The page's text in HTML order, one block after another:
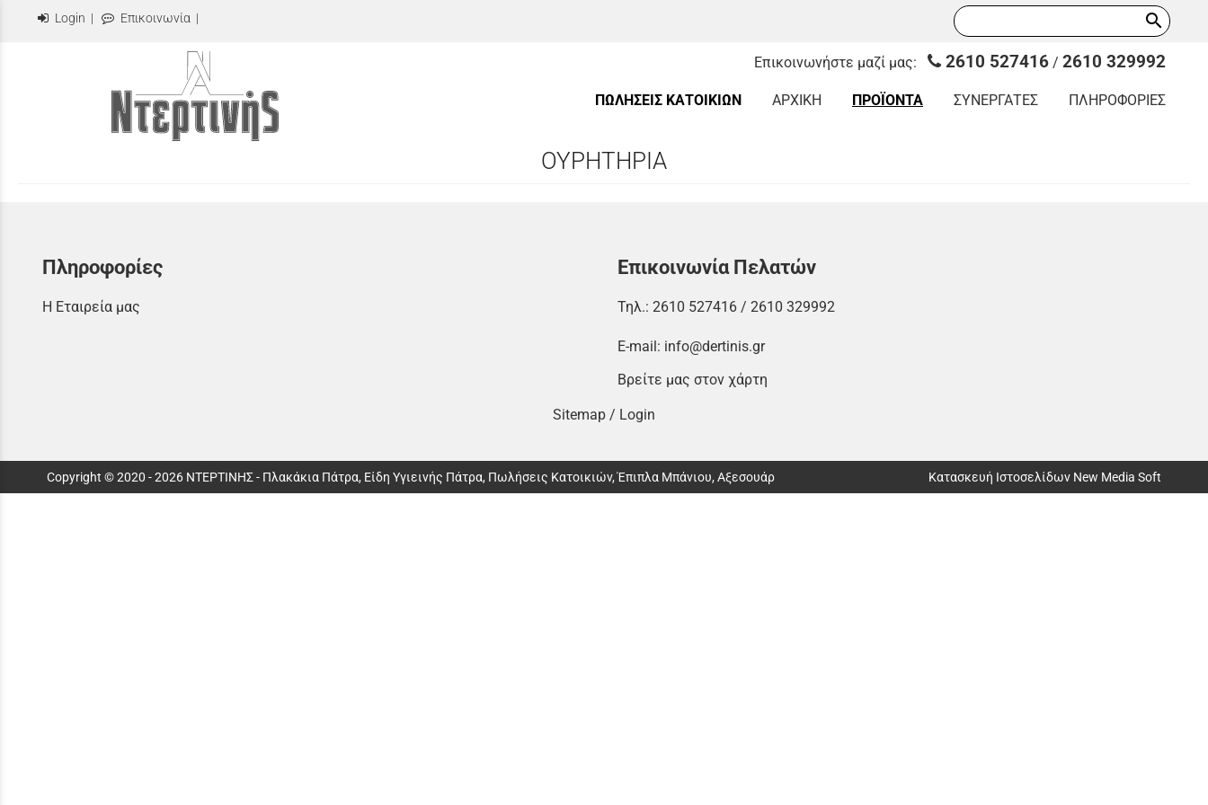
Login | Επικοινωνία | search
Επικοινωνήστε μαζί μας: 2610 527416 / 2610 329992
ΠΩΛΗΣΕΙΣ ΚΑΤΟΙΚΙΩΝ ΑΡΧΙΚΗ ΠΡΟΪΟΝΤΑ ΣΥΝΕΡΓΑΤΕΣ ΠΛΗΡΟΦΟΡΙΕΣ
ΟΥΡΗΤΗΡΙΑ
Πληροφορίες
Η Εταιρεία μας
Επικοινωνία Πελατών
Τηλ.: 2610 527416 / 2610 329992
E-mail: info@dertinis.gr
Βρείτε μας στον χάρτη
Sitemap / Login
Copyright © 2020 - 2026 ΝΤΕΡΤΙΝΗΣ - Πλακάκια Πάτρα, Είδη Υγιεινής Πάτρα, Πωλήσεις Κατοικιών, Έπιπλα Μπάνιου, Αξεσουάρ Κατασκευή Ιστοσελίδων New Media Soft